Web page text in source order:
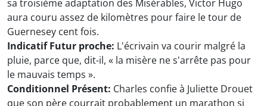
sa troisième adaptation des Misérables, Victor Hugo
aura couru assez de kilomètres pour faire le tour de
Guernesey cent fois.
Indicatif Futur proche: L'écrivain va courir malgré la
pluie, parce que, dit-il, « la misère ne s'arrête pas pour
le mauvais temps ».
Conditionnel Présent: Charles confie à Juliette Drouet
que son père courrait probablement un marathon si